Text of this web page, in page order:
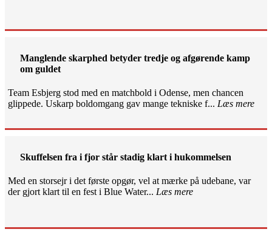
Manglende skarphed betyder tredje og afgørende kamp
om guldet
Team Esbjerg stod med en matchbold i Odense, men chancen
glippede. Uskarp boldomgang gav mange tekniske f... Læs mere
Skuffelsen fra i fjor står stadig klart i hukommelsen
Med en storsejr i det første opgør, vel at mærke på udebane, var
der gjort klart til en fest i Blue Water... Læs mere